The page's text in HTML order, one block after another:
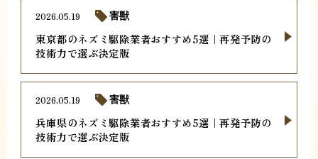
東京都のネズミ駆除業者おすすめ5選｜再発予防の
技術力で選ぶ決定版
2026.05.19 害獣
兵庫県のネズミ駆除業者おすすめ5選｜再発予防の
技術力で選ぶ決定版
2026.05.19 害獣